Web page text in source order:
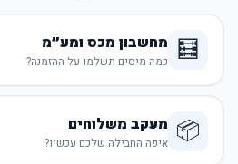
🧮 מחשבון מכס ומע״מ
כמה מיסים תשלמו על ההזמנה?
📦 מעקב משלוחים
איפה החבילה שלכם עכשיו?